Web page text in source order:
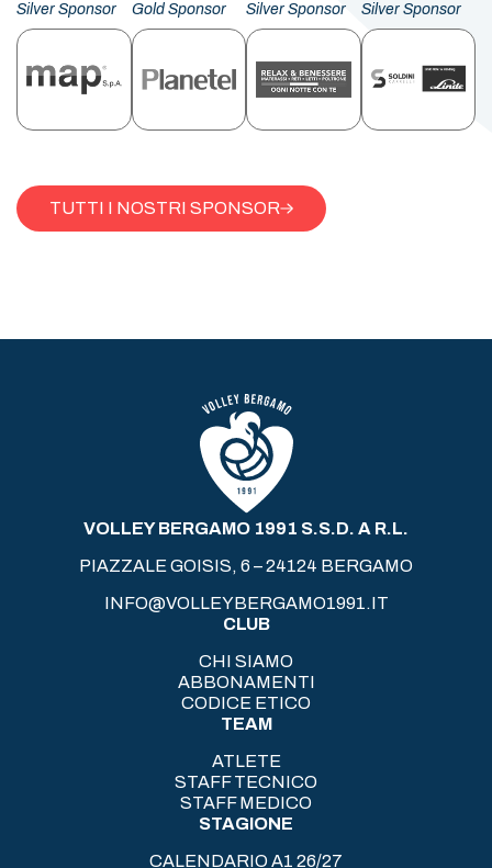
Silver Sponsor Gold Sponsor Silver Sponsor Silver Sponsor
TUTTI I NOSTRI SPONSOR
VOLLEY BERGAMO 1991 S.S.D. A R.L.
PIAZZALE GOISIS, 6 – 24124 BERGAMO
INFO@VOLLEYBERGAMO1991.IT
CLUB
CHI SIAMO
ABBONAMENTI
CODICE ETICO
TEAM
ATLETE
STAFF TECNICO
STAFF MEDICO
STAGIONE
CALENDARIO A1 26/27